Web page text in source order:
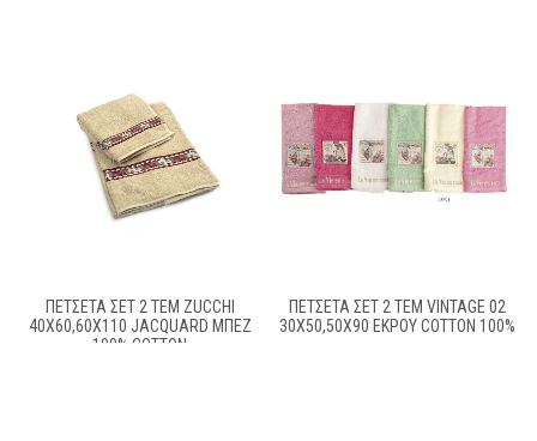
ΠΕΤΣΈΤΑ ΣΕΤ 2 ΤΕΜ ZUCCHI
40X60,60X110 JACQUARD ΜΠΕΖ
100% COTTON
ΠΕΤΣΕΤΑ ΣΕΤ 2 ΤΕΜ VINTAGE 02
30X50,50X90 ΕΚΡΟΥ COTTON 100%